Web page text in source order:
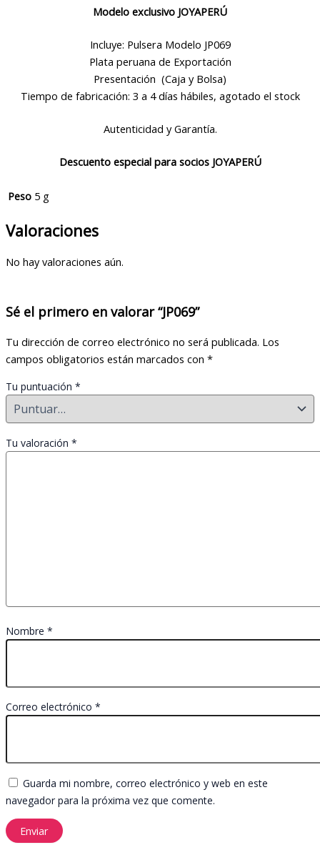
Modelo exclusivo JOYAPERÚ
Incluye: Pulsera Modelo JP069
Plata peruana de Exportación
Presentación (Caja y Bolsa)
Tiempo de fabricación: 3 a 4 días hábiles, agotado el stock
Autenticidad y Garantía.
Descuento especial para socios JOYAPERÚ
Peso 5 g
Valoraciones
No hay valoraciones aún.
Sé el primero en valorar “JP069”
Tu dirección de correo electrónico no será publicada. Los
campos obligatorios están marcados con *
Tu puntuación *
Tu valoración *
Nombre *
Correo electrónico *
Guarda mi nombre, correo electrónico y web en este
navegador para la próxima vez que comente.